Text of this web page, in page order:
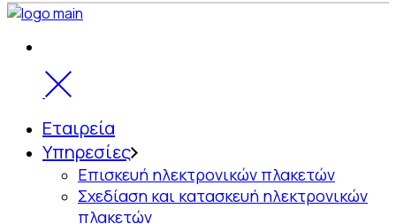
Εταιρεία
Υπηρεσίες
Επισκευή ηλεκτρονικών πλακετών
Σχεδίαση και κατασκευή ηλεκτρονικών
πλακετών